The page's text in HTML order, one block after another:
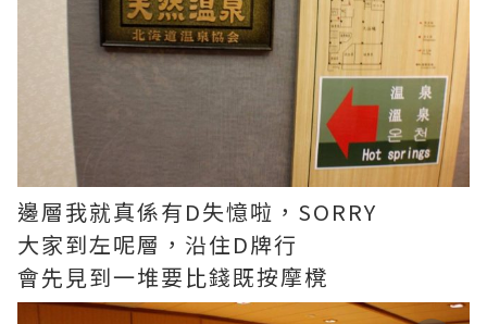
邊層我就真係有D失憶啦，SORRY
大家到左呢層，沿住D牌行
會先見到一堆要比錢既按摩櫈